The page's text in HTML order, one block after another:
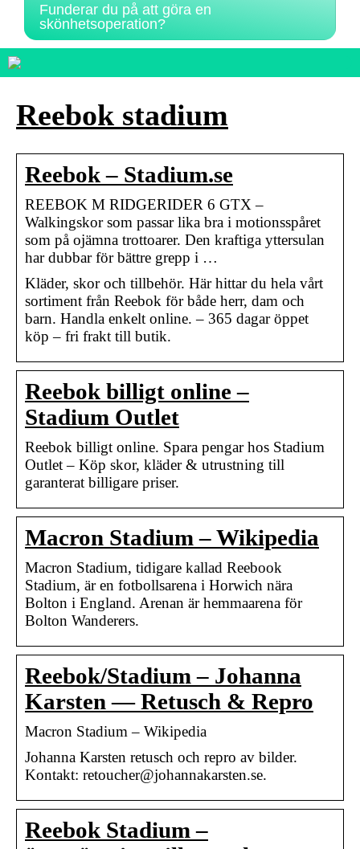
Funderar du på att göra en
skönhetsoperation?
Reebok stadium
Reebok – Stadium.se
REEBOK M RIDGERIDER 6 GTX –
Walkingskor som passar lika bra i motionsspåret
som på ojämna trottoarer. Den kraftiga yttersulan
har dubbar för bättre grepp i …
Kläder, skor och tillbehör. Här hittar du hela vårt
sortiment från Reebok för både herr, dam och
barn. Handla enkelt online. – 365 dagar öppet
köp – fri frakt till butik.
Reebok billigt online –
Stadium Outlet
Reebok billigt online. Spara pengar hos Stadium
Outlet – Köp skor, kläder & utrustning till
garanterat billigare priser.
Macron Stadium – Wikipedia
Macron Stadium, tidigare kallad Reebook
Stadium, är en fotbollsarena i Horwich nära
Bolton i England. Arenan är hemmaarena för
Bolton Wanderers.
Reebok/Stadium – Johanna
Karsten — Retusch & Repro
Macron Stadium – Wikipedia
Johanna Karsten retusch och repro av bilder.
Kontakt: retoucher@johannakarsten.se.
Reebok Stadium –